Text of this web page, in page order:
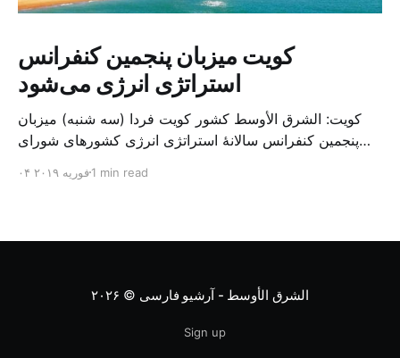
کویت میزبان پنجمین کنفرانس
استراتژی انرژی می‌شود
کویت: الشرق الأوسط کشور کویت فردا (سه شنبه) میزبان
پنجمین کنفرانس سالانهٔ استراتژی انرژی کشورهای شورای
متخصص از شرکت‌های جهانی نفت و گاز در این کنفرانس
۰۴ فوریه ۲۰۱۹1 min read
الشرق الأوسط - آرشیو فارسی © ۲۰۲۶
Sign up